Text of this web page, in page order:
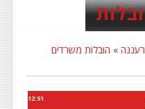
» הובלות משרדים
12:51